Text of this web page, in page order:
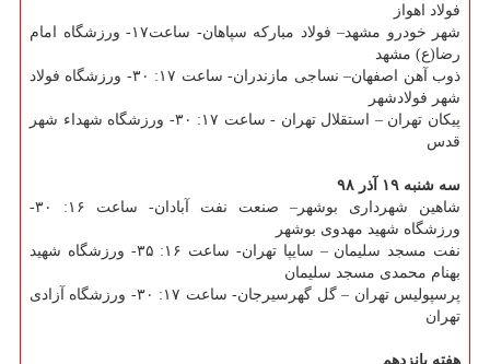
فولاد اهواز
شهر خودرو مشهد– فولاد مباركه سپاهان- ساعت۱۷- ورزشگاه امام
رضا(ع) مشهد
ذوب آهن اصفهان– نساجی مازندران- ساعت ۱۷: ۳۰- ورزشگاه فولاد
شهر فولادشهر
پیكان تهران – استقلال تهران - ساعت ۱۷: ۳۰- ورزشگاه شهداء شهر
قدس
سه شنبه ۱۹ آذر ۹۸
شاهین شهرداری بوشهر– صنعت نفت آبادان- ساعت ۱۶: ۳۰-
ورزشگاه شهید مهدوی بوشهر
نفت مسجد سلیمان – سایپا تهران- ساعت ۱۶: ۳۵- ورزشگاه شهید
بهنام محمدی مسجد سلیمان
پرسپولیس تهران – گل گهرسیرجان- ساعت ۱۷: ۳۰- ورزشگاه آزادی
تهران
هفته پانزدهم